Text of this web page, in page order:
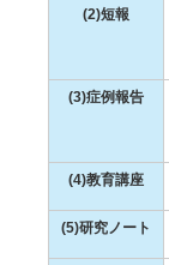
(2)短報
(3)症例報告
(4)教育講座
(5)研究ノート